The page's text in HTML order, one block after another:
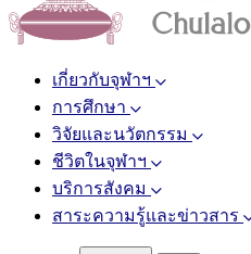
เกี่ยวกับจุฬาฯ
การศึกษา
วิจัยและนวัตกรรม
ชีวิตในจุฬาฯ
บริการสังคม
สาระความรู้และข่าวสาร